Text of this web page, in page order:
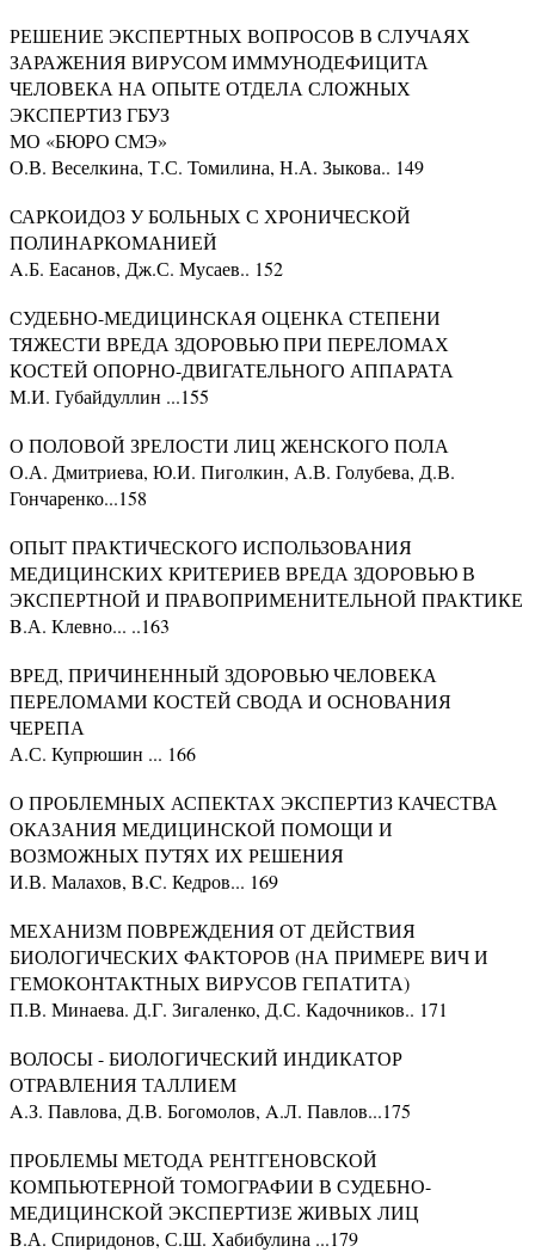
РЕШЕНИЕ ЭКСПЕРТНЫХ ВОПРОСОВ В СЛУЧАЯХ
ЗАРАЖЕНИЯ ВИРУСОМ ИММУНОДЕФИЦИТА
ЧЕЛОВЕКА НА ОПЫТЕ ОТДЕЛА СЛОЖНЫХ
ЭКСПЕРТИЗ ГБУЗ
МО «БЮРО СМЭ»
О.В. Веселкина, Т.С. Томилина, Н.А. Зыкова.. 149
САРКОИДОЗ У БОЛЬНЫХ С ХРОНИЧЕСКОЙ
ПОЛИНАРКОМАНИЕЙ
A.Б. Еасанов, Дж.С. Мусаев.. 152
СУДЕБНО-МЕДИЦИНСКАЯ ОЦЕНКА СТЕПЕНИ
ТЯЖЕСТИ ВРЕДА ЗДОРОВЬЮ ПРИ ПЕРЕЛОМАХ
КОСТЕЙ ОПОРНО-ДВИГАТЕЛЬНОГО АППАРАТА
М.И. Губайдуллин ...155
О ПОЛОВОЙ ЗРЕЛОСТИ ЛИЦ ЖЕНСКОГО ПОЛА
О.А. Дмитриева, Ю.И. Пиголкин, А.В. Голубева, Д.В.
Гончаренко...158
ОПЫТ ПРАКТИЧЕСКОГО ИСПОЛЬЗОВАНИЯ
МЕДИЦИНСКИХ КРИТЕРИЕВ ВРЕДА ЗДОРОВЬЮ В
ЭКСПЕРТНОЙ И ПРАВОПРИМЕНИТЕЛЬНОЙ ПРАКТИКЕ
B.А. Клевно... ..163
ВРЕД, ПРИЧИНЕННЫЙ ЗДОРОВЬЮ ЧЕЛОВЕКА
ПЕРЕЛОМАМИ КОСТЕЙ СВОДА И ОСНОВАНИЯ
ЧЕРЕПА
А.С. Купрюшин ... 166
О ПРОБЛЕМНЫХ АСПЕКТАХ ЭКСПЕРТИЗ КАЧЕСТВА
ОКАЗАНИЯ МЕДИЦИНСКОЙ ПОМОЩИ И
ВОЗМОЖНЫХ ПУТЯХ ИХ РЕШЕНИЯ
И.В. Малахов, B.C. Кедров... 169
МЕХАНИЗМ ПОВРЕЖДЕНИЯ ОТ ДЕЙСТВИЯ
БИОЛОГИЧЕСКИХ ФАКТОРОВ (НА ПРИМЕРЕ ВИЧ И
ГЕМОКОНТАКТНЫХ ВИРУСОВ ГЕПАТИТА)
П.В. Минаева. Д.Г. Зигаленко, Д.С. Кадочников.. 171
ВОЛОСЫ - БИОЛОГИЧЕСКИЙ ИНДИКАТОР
ОТРАВЛЕНИЯ ТАЛЛИЕМ
A.З. Павлова, Д.В. Богомолов, A.Л. Павлов...175
ПРОБЛЕМЫ МЕТОДА РЕНТГЕНОВСКОЙ
КОМПЬЮТЕРНОЙ ТОМОГРАФИИ В СУДЕБНО-
МЕДИЦИНСКОЙ ЭКСПЕРТИЗЕ ЖИВЫХ ЛИЦ
B.А. Спиридонов, С.Ш. Хабибулина ...179